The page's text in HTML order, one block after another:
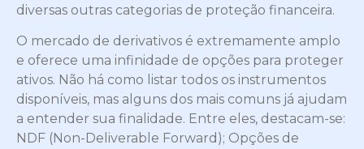
diversas outras categorias de proteção financeira.
O mercado de derivativos é extremamente amplo
e oferece uma infinidade de opções para proteger
ativos. Não há como listar todos os instrumentos
disponíveis, mas alguns dos mais comuns já ajudam
a entender sua finalidade. Entre eles, destacam-se:
NDF (Non-Deliverable Forward); Opções de